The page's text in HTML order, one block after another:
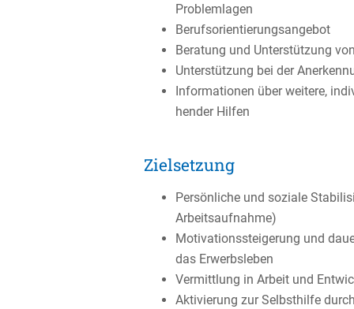
Problemlagen
Berufs­ori­en­tie­rungs­an­gebot
Beratung und Unter­stüt­zung
Unter­stüt­zung bei der
Infor­ma­tionen über weitere,
hender Hilfen
Zielsetzung
Persön­liche und soziale
Arbeitsaufnahme)
Motiva­ti­ons­stei­ge­rung und
das Erwerbsleben
Vermitt­lung in Arbeit und
Aktivie­rung zur Selbst­hilfe